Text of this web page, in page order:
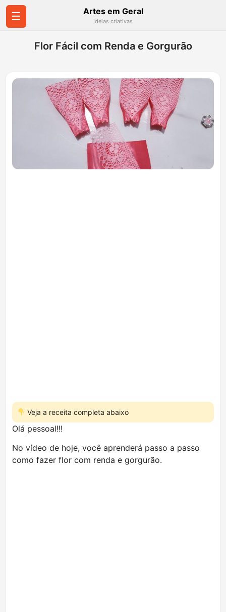
☰ Artes em Geral
Ideias criativas
Flor Fácil com Renda e Gorgurão
Veja a receita completa abaixo
Olá pessoal!!!
No vídeo de hoje, você aprenderá passo a passo
como fazer flor com renda e gorgurão.